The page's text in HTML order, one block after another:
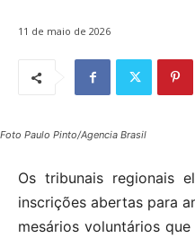
11 de maio de 2026
Foto Paulo Pinto/Agencia Brasil
Os tribunais regionais
inscrições abertas para
mesários voluntários